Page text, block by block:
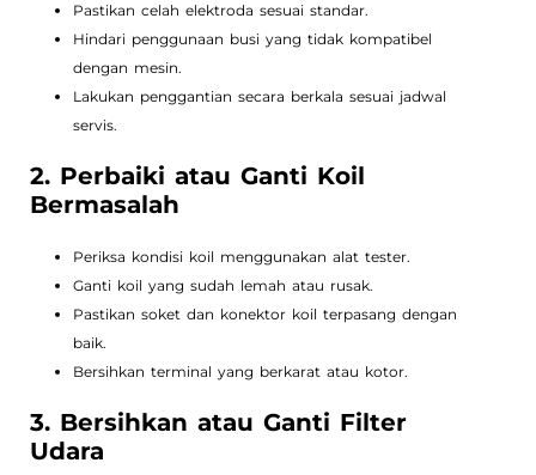
Pastikan celah elektroda sesuai standar.
Hindari penggunaan busi yang tidak kompatibel
dengan mesin.
Lakukan penggantian secara berkala sesuai jadwal
servis.
2. Perbaiki atau Ganti Koil
Bermasalah
Periksa kondisi koil menggunakan alat tester.
Ganti koil yang sudah lemah atau rusak.
Pastikan soket dan konektor koil terpasang dengan
baik.
Bersihkan terminal yang berkarat atau kotor.
3. Bersihkan atau Ganti Filter
Udara